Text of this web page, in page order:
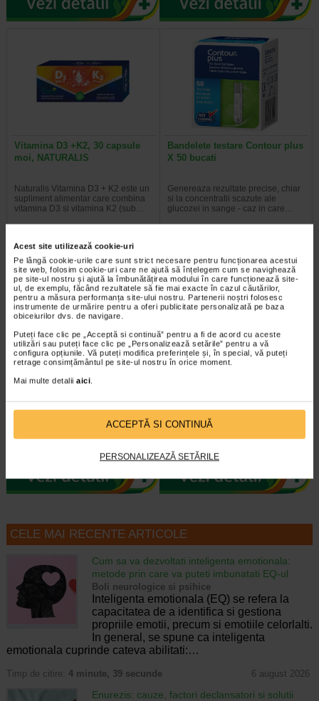
Acest site utilizează cookie-uri
Pe lângă cookie-urile care sunt strict necesare pentru funcționarea acestui
site web, folosim cookie-uri care ne ajută să înțelegem cum se navighează
pe site-ul nostru și ajută la îmbunătățirea modului în care funcționează site-
ul, de exemplu, făcând rezultatele să fie mai exacte în cazul căutărilor,
pentru a măsura performanța site-ului nostru. Partenerii noștri folosesc
instrumente de urmărire pentru a oferi publicitate personalizată pe baza
obiceiurilor dvs. de navigare.
Puteți face clic pe „Acceptă si continuă” pentru a fi de acord cu aceste
utilizări sau puteți face clic pe „Personalizează setările” pentru a vă
configura opțiunile. Vă puteți modifica preferințele și, în special, vă puteți
retrage consimțământul pe site-ul nostru în orice moment.
Mai multe detalii aici.
ACCEPTĂ SI CONTINUĂ
PERSONALIZEAZĂ SETĂRILE
Vitamina D3 +K2, 30 capsule
moi, NATURALIS
Naturalis Vitamina D3 + K2 este un
supliment alimentar care combina
vitamina D3 si vitamina K2 (sub…
Bandelete testare Contour plus
X 50 bucati
Genereaza rezultate precise, chiar
si la concentratii scazute ale
glucozei in sange - caz in care…
Vita-Stelute, 60 jeleuri,
Naturalis Vita-Stelute jeleuri este
un supliment alimentar vegan, sub
Sistemul Sinocare iCan i3 CGM
CELE MAI RECENTE ARTICOLE
Cum sa va dezvoltati inteligenta emotionala:
metode prin care va puteti imbunatati EQ-ul
Boli neurologice si psihice
Inteligenta emotionala (EQ) se refera la
capacitatea de a identifica si gestiona
propriile emotii, precum si emotiile celorlalti.
In general, se spune ca inteligenta
emotionala cuprinde cateva abilitati:…
Timp de citire: 4 minute, 39 secunde 6 august 2026
Enurezis: cauze, factori declansatori si solutii